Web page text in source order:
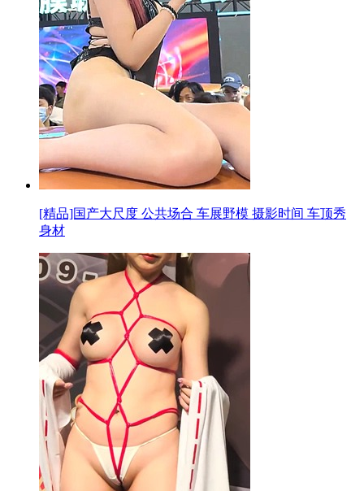
[精品]国产大尺度 公共场合 车展野模 摄影时间 车顶秀
身材